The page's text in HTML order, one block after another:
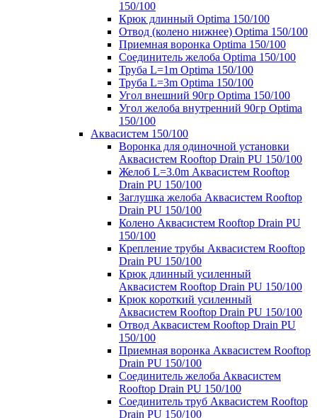
150/100
Крюк длинный Optima 150/100
Отвод (колено нижнее) Optima 150/100
Приемная воронка Optima 150/100
Соединитель желоба Optima 150/100
Труба L=1m Optima 150/100
Труба L=3m Optima 150/100
Угол внешний 90гр Optima 150/100
Угол желоба внутренний 90гр Optima
150/100
Аквасистем 150/100
Воронка для одиночной установки
Аквасистем Rooftop Drain PU 150/100
Желоб L=3.0m Аквасистем Rooftop
Drain PU 150/100
Заглушка желоба Аквасистем Rooftop
Drain PU 150/100
Колено Аквасистем Rooftop Drain PU
150/100
Крепление трубы Аквасистем Rooftop
Drain PU 150/100
Крюк длинный усиленный
Аквасистем Rooftop Drain PU 150/100
Крюк короткий усиленный
Аквасистем Rooftop Drain PU 150/100
Отвод Аквасистем Rooftop Drain PU
150/100
Приемная воронка Аквасистем Rooftop
Drain PU 150/100
Соединитель желоба Аквасистем
Rooftop Drain PU 150/100
Соединитель труб Аквасистем Rooftop
Drain PU 150/100